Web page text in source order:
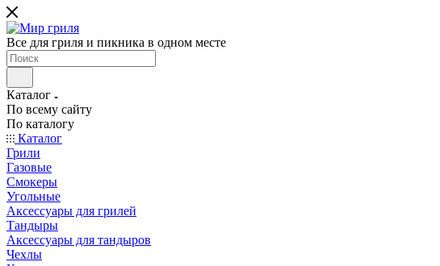
Все для гриля и пикника в одном месте
Каталог
По всему сайту
По каталогу
Каталог
Грили
Газовые
Смокеры
Угольные
Аксессуары для грилей
Тандыры
Аксессуары для тандыров
Чехлы